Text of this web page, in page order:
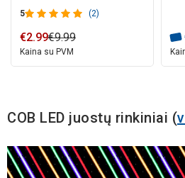
hermetinė, 180°,
5 (2)
€2.99€9.99
Kaina su PVM
COB LED juostų rinkiniai (